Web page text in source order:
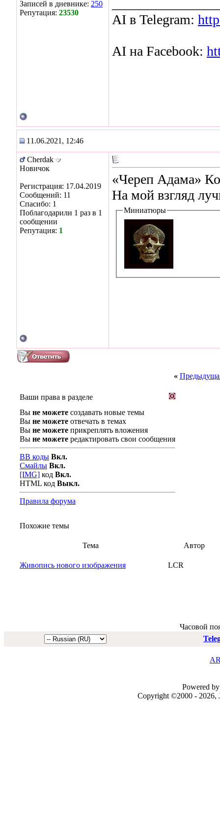
Записей в дневнике: 250
Репутация: 23530
AI в Telegram:
AI на Facebook:
11.06.2021, 12:46
Cherdak
Новичок
Регистрация: 17.04.2019
Сообщений: 11
Спасибо: 1
Поблагодарили 1 раз в 1
сообщении
Репутация: 1
«Череп Адама»
На мой взгляд
Миниатюры
«
Ваши права в разделе
Вы не можете создавать новые темы
Вы не можете отвечать в темах
Вы не можете прикреплять вложения
Вы не можете редактировать свои сообщения
BB коды Вкл.
Смайлы Вкл.
[IMG] код Вкл.
HTML код Выкл.
Правила форума
Похожие темы
Тема Автор
Живопись нового изображения LCR
Часовой
Powered
Copyright ©2000 - 2026,